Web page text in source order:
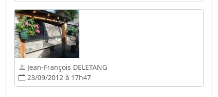
Jean-François DELETANG
23/09/2012 à 17h47